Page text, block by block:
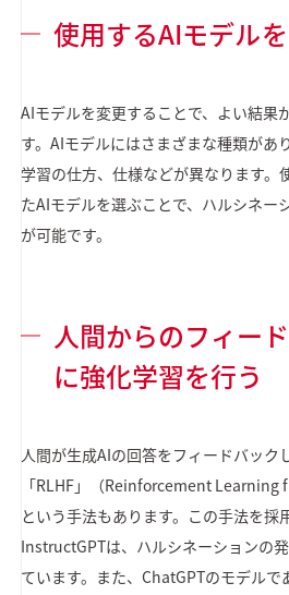
使用するAIモデル
AIモデルを変更することで、よい結果
す。AIモデルにはさまざまな種類があ
学習の仕方、仕様などが異なります。
たAIモデルを選ぶことで、ハルシネー
が可能です。
人間からのフィー
に強化学習を行う
人間が生成AIの回答をフィードバック
「RLHF」（Reinforcement Learning
という手法もあります。この手法を採
InstructGPTは、ハルシネーションの
ています。また、ChatGPTのモデルで